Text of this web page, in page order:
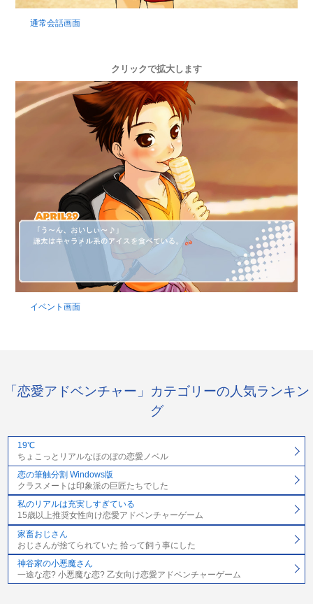
通常会話画面
クリックで拡大します
イベント画面
「恋愛アドベンチャー」カテゴリーの人気ランキン
グ
19℃
ちょこっとリアルなほのぼの恋愛ノベル
恋の筆触分割 Windows版
クラスメートは印象派の巨匠たちでした
私のリアルは充実しすぎている
15歳以上推奨女性向け恋愛アドベンチャーゲーム
家畜おじさん
おじさんが捨てられていた 拾って飼う事にした
神谷家の小悪魔さん
一途な恋? 小悪魔な恋? 乙女向け恋愛アドベンチャーゲーム